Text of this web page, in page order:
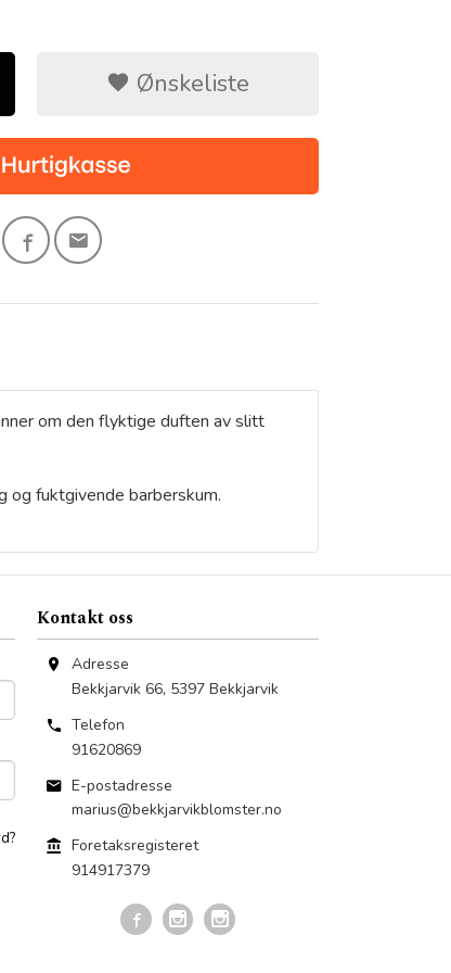
Ønskeliste
om den flyktige duften av slitt
og fuktgivende barberskum.
Kontakt oss
Adresse
Bekkjarvik 66, 5397 Bekkjarvik
Telefon
91620869
E-postadresse
marius@bekkjarvikblomster.no
Foretaksregisteret
914917379